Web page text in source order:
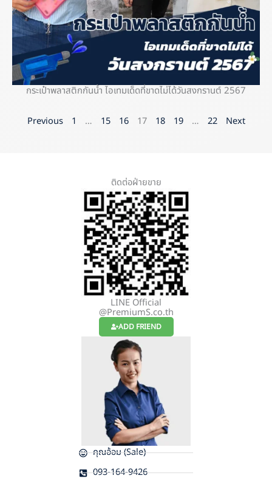
กระเป๋าพลาสติกกันน้ำ ไอเทมเด็ดที่ขาดไม่ได้วันสงกรานต์ 2567
Previous 1 … 15 16 17 18 19 … 22 Next
ติดต่อฝ่ายขาย
LINE Official
@PremiumS.co.th
ADD FRIEND
คุณอ้อม (Sale)
093-164-9426